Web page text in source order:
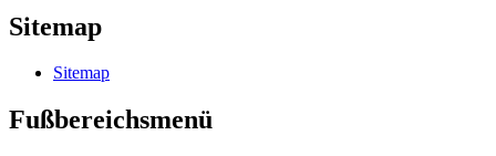
Sitemap
Sitemap
Fußbereichsmenü